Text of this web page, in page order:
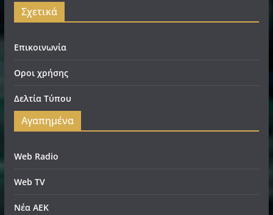
Σχετικά
Επικοινωνία
Οροι χρήσης
Δελτία Τύπου
Αγαπημένα
Web Radio
Web TV
Νέα ΑΕΚ